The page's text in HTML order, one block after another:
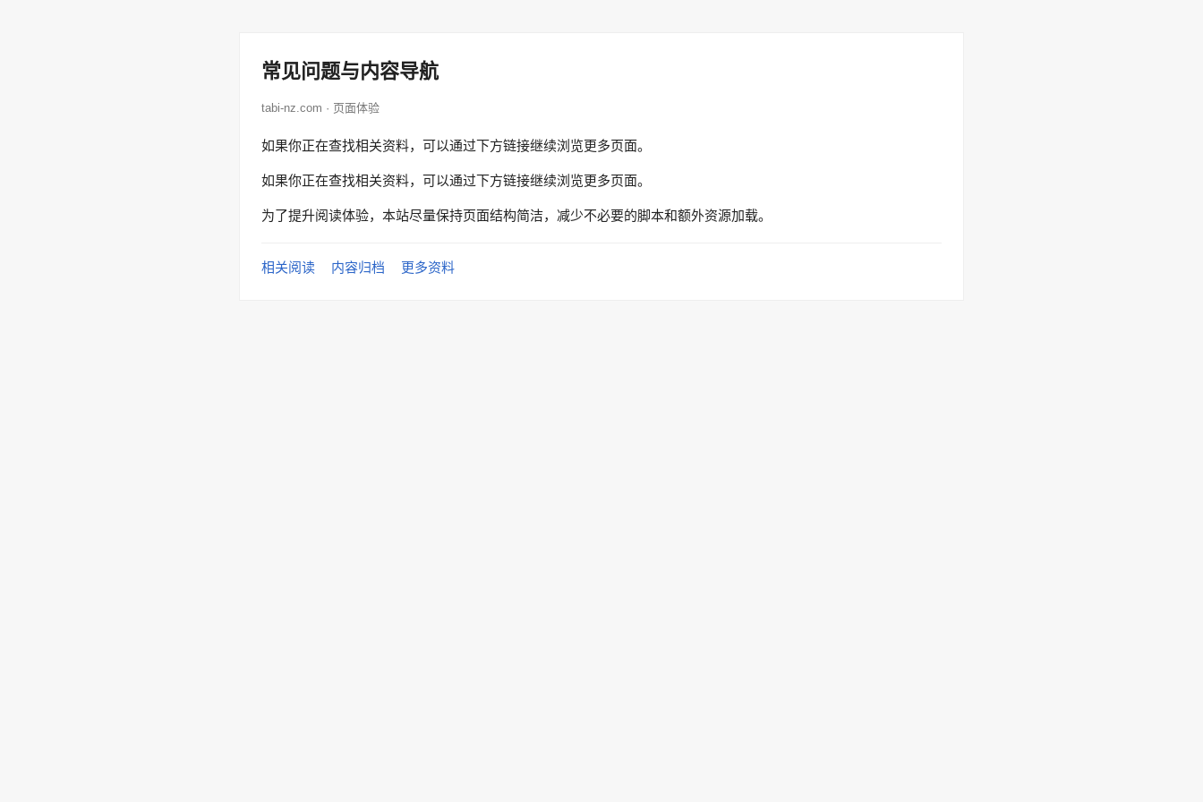
常见问题与内容导航
tabi-nz.com · 页面体验
如果你正在查找相关资料，可以通过下方链接继续浏览更多页面。
如果你正在查找相关资料，可以通过下方链接继续浏览更多页面。
为了提升阅读体验，本站尽量保持页面结构简洁，减少不必要的脚本和额外资源加载。
相关阅读 内容归档 更多资料